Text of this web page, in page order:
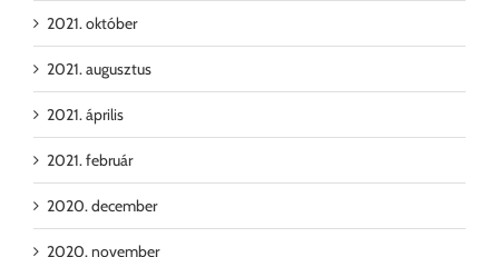
2021. október
2021. augusztus
2021. április
2021. február
2020. december
2020. november